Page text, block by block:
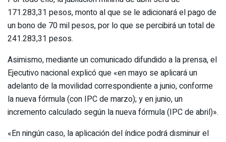
171.283,31 pesos, monto al que se le adicionará el pago de
un bono de 70 mil pesos, por lo que se percibirá un total de
241.283,31 pesos.
Asimismo, mediante un comunicado difundido a la prensa, el
Ejecutivo nacional explicó que «en mayo se aplicará un
adelanto de la movilidad correspondiente a junio, conforme
la nueva fórmula (con IPC de marzo); y en junio, un
incremento calculado según la nueva fórmula (IPC de abril)».
«En ningún caso, la aplicación del índice podrá disminuir el